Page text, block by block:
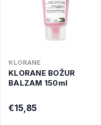
KLORANE
KLORANE BOŽUR
BALZAM 150ml
€15,85